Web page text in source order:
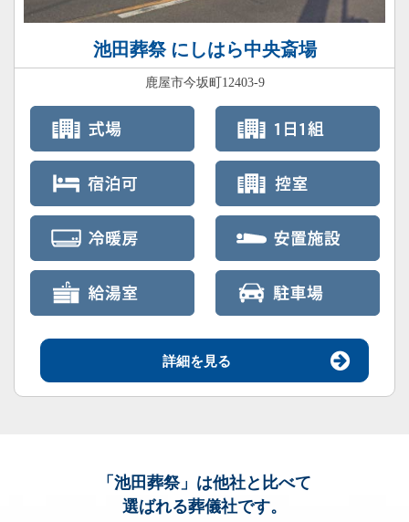
池田葬祭 にしはら中央斎場
鹿屋市今坂町12403-9
詳細を見る
「池田葬祭」 は他社と比べて
選ばれる葬儀社です。